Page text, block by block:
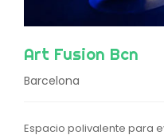
Art Fusion Bcn
Barcelona
Espacio polivalente para